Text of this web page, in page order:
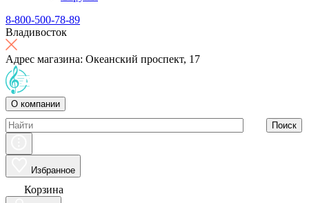
8-800-500-78-89
Владивосток
Адрес магазина: Океанский проспект, 17
О компании
Поиск
Избранное
Корзина